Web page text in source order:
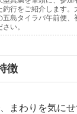
釣行をご紹介します
五島タイラバ午前便
さい。
徴
まわりを気に